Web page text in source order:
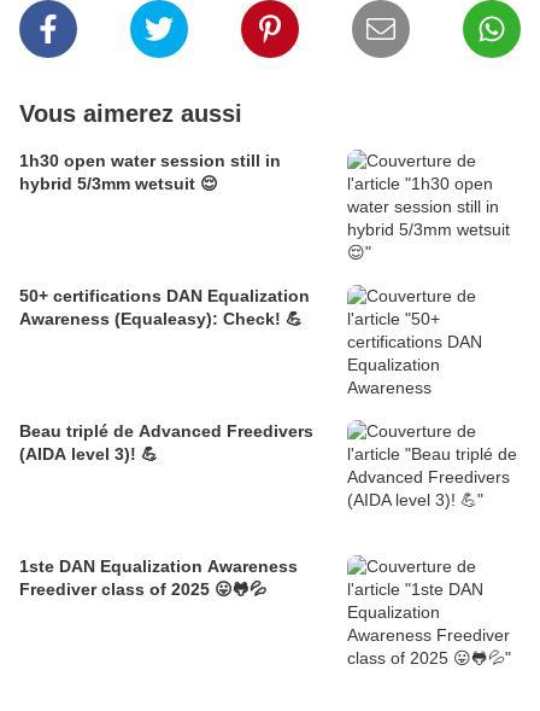
Vous aimerez aussi
1h30 open water session still in
hybrid 5/3mm wetsuit 😌
50+ certifications DAN Equalization
Awareness (Equaleasy): Check! 💪
Beau triplé de Advanced Freedivers
(AIDA level 3)! 💪
1ste DAN Equalization Awareness
Freediver class of 2025 😛🐸💦